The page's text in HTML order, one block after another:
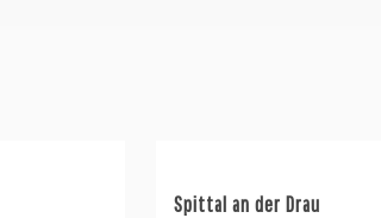
Spittal an der Drau